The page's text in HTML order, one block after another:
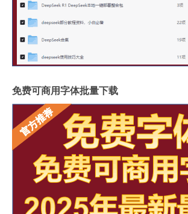
免费可商用字体批量下载